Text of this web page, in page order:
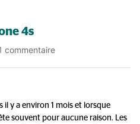
4s
commentaire
il y a environ 1 mois et lorsque
souvent pour aucune raison. Les